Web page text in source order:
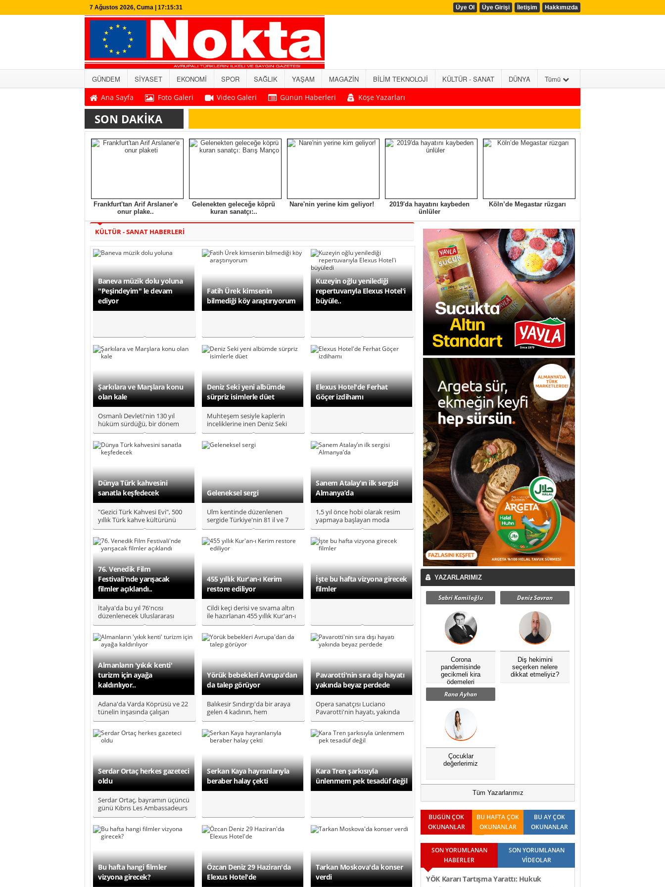
7 Ağustos 2026, Cuma | 17:15:32 Üye Ol Üye Girişi İletişim Hakkımızda
GÜNDEM SİYASET EKONOMİ SPOR SAĞLIK YAŞAM MAGAZİN BİLİM TEKNOLOJİ KÜLTÜR - SANAT DÜNYA
Tümü
Ana Sayfa
Foto Galeri Video Galeri Günün Haberleri Köşe Yazarları
SON DAKİKA
Frankfurt'tan Arif Arslaner'e
onur plake..
Gelenekten geleceğe köprü
kuran sanatçı:..
Nare'nin yerine kim geliyor!
2019'da hayatını kaybeden
ünlüler
Köln’de Megastar rüzgarı
YAZARLARIMIZ
Sabri Kamiloğlu
Corona
pandemisinde
gecikmeli kira
ödemeleri
Deniz Savran
Diş hekimini
seçerken nelere
dikkat etmeliyiz?
Rana Ayhan
Çocuklar
değerlerimiz
Tüm Yazarlarımız
BUGÜN ÇOK
OKUNANLAR
BU HAFTA ÇOK
OKUNANLAR
BU AY ÇOK
OKUNANLAR
SON YORUMLANAN
HABERLER
SON YORUMLANAN
VİDEOLAR
YÖK Kararı Tartışma Yarattı: Hukuk
KÜLTÜR - SANAT HABERLERİ
Baneva müzik dolu yoluna
"Peşindeyim" le devam
ediyor
Fatih Ürek kimsenin
bilmediği köy araştırıyorum
Kuzeyin oğlu yenilediği
repertuvarıyla Elexus Hotel'i
büyüle..
Şarkılara ve Marşlara konu
olan kale
Osmanlı Devleti'nin 130 yıl
hüküm sürdüğü, bir dönem
Macar Krallığı'nın idari ve dini..
Deniz Seki yeni albümde
sürpriz isimlerle düet
Muhteşem sesiyle kaplerin
inceliklerine inen Deniz Seki
bayramda Les Ambassadeurs
Hot..
Elexus Hotel'de Ferhat
Göçer izdihamı
Dünya Türk kahvesini
sanatla keşfedecek
"Gezici Türk Kahvesi Evi", 500
yıllık Türk kahve kültürünü
yabancı toplumlarla buluşt..
Geleneksel sergi
Ulm kentinde düzenlenen
sergide Türkiye'nin 81 il ve 7
bölgesinin kendine özgü tarihi..
Sanem Atalay’ın ilk sergisi
Almanya’da
1,5 yıl önce hobi olarak resim
yapmaya başlayan moda
tasarımcısı Sanem Atalay,
tablol..
76. Venedik Film
Festivali'nde yarışacak
filmler açıklandı..
İtalya'da bu yıl 76'ncısı
düzenlenecek Uluslararası
Venedik Film Festivali'nde
göster..
455 yıllık Kur'an-ı Kerim
restore ediliyor
Cildi keçi derisi ve sıvama altın
ile hazırlanan 455 yıllık Kur'an-ı
Kerim, restorasy..
İşte bu hafta vizyona girecek
filmler
Almanların 'yıkık kenti'
turizm için ayağa
kaldırılıyor..
Adana'da Varda Köprüsü ve 22
tünelin inşasında çalışan
Almanların, Belemedik'te
1900'..
Yörük bebekleri Avrupa'dan
da talep görüyor
Balıkesir Sındırgı'da bir araya
gelen 4 kadının, hem
kültürlerini gelecek kuşaklara
a..
Pavarotti'nin sıra dışı hayatı
yakında beyaz perdede
Opera sanatçısı Luciano
Pavarotti'nin hayatı, yakında
beyaz perdeye yansıyacak. ..
Serdar Ortaç herkes gazeteci
oldu
Serdar Ortaç, bayramın üçüncü
günü Kıbrıs Les Ambassadeurs
Hotel’de sevenleriyle bulu..
Serkan Kaya hayranlarıyla
beraber halay çekti
Kara Tren şarkısıyla
ünlenmem pek tesadüf değil
Bu hafta hangi filmler
vizyona girecek?
Özcan Deniz 29 Haziran'da
Elexus Hotel'de
Tarkan Moskova'da konser
verdi